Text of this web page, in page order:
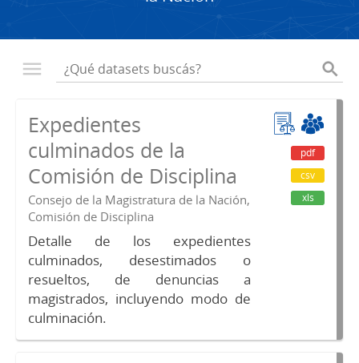
Expedientes
culminados de la
Comisión de Disciplina
Consejo de la Magistratura de la Nación,
Comisión de Disciplina
Detalle de los expedientes
culminados, desestimados o
resueltos, de denuncias a
magistrados, incluyendo modo de
culminación.
pdf
csv
xls